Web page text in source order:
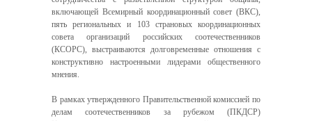
включающей Всемирный координационный совет (ВКС),
пять региональных и 103 страновых координационных
совета организаций российских соотечественников
(КСОРС), выстраиваются долговременные отношения с
конструктивно настроенными лидерами общественного
мнения.
В рамках утвержденного Правительственной комиссией по
делам соотечественников за рубежом (ПКДСР)